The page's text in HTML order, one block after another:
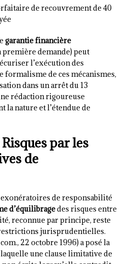
de recouvrement de 40
garantie financière
première demande) peut
l’exécution des
formalisme de ces mécanismes,
dans un arrêt du 13
rédaction rigoureuse
nature et l’étendue de
par les
de
de responsabilité
d’équilibragedes risques entre
reconnue par principe, reste
jurisprudentielles.
22 octobre 1996) a posé la
une clause limitative de